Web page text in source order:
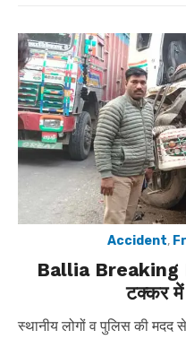
Accident,
Ballia Breaking
टक्कर
स्थानीय लोगों व पुलिस की